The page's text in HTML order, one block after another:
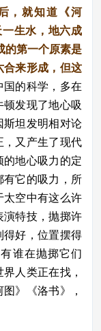
，就知道《河
生水，地六成
的第一个原素是
合来形成，但这
国的科学，多在
发现了地心吸
斯坦发明相对论
，又产生了现代
的地心吸力的定
有它的吸力，所
太空中有这么许
演特技，抛掷许
得好，位置摆得
谁在抛掷它们
人类正在找，
》《洛书》，